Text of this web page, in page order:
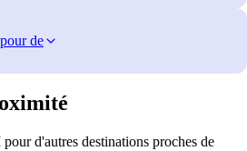
de
d'autres destinations proches de